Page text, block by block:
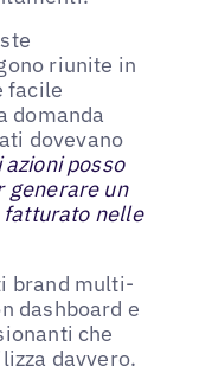
riunite in
facile
domanda
dovevano
azioni posso
generare un
fatturato nelle
brand multi-
dashboard e
che
davvero.